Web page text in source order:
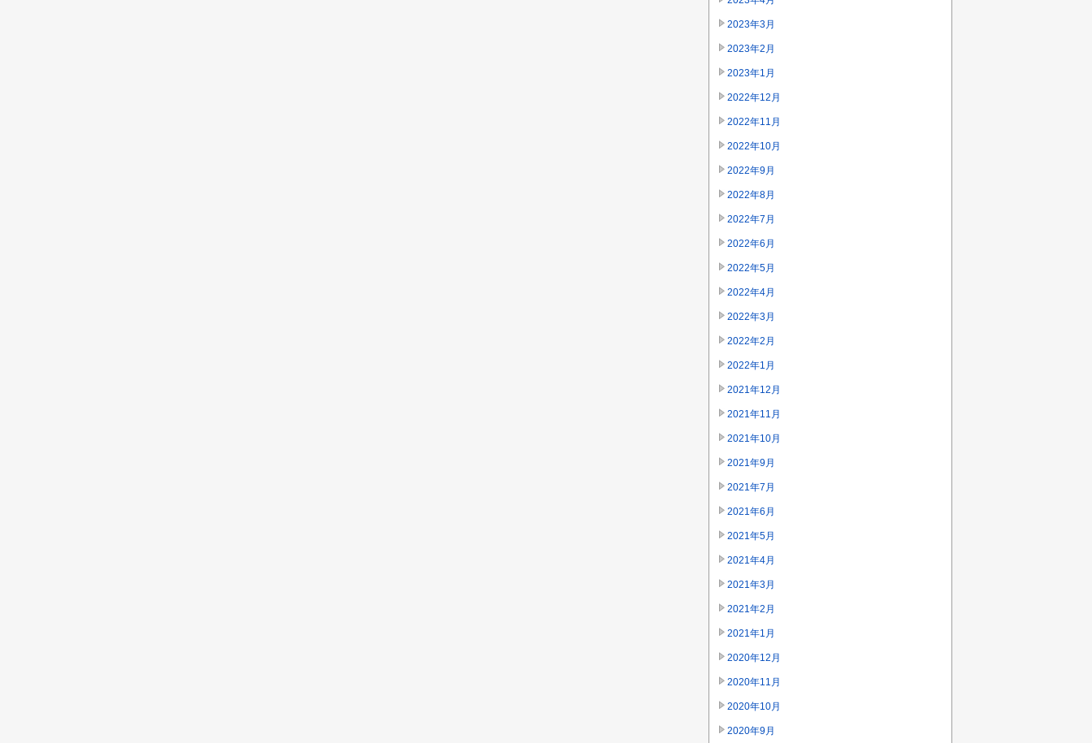
2023年3月
2023年2月
2023年1月
2022年12月
2022年11月
2022年10月
2022年9月
2022年8月
2022年7月
2022年6月
2022年5月
2022年4月
2022年3月
2022年2月
2022年1月
2021年12月
2021年11月
2021年10月
2021年9月
2021年7月
2021年6月
2021年5月
2021年4月
2021年3月
2021年2月
2021年1月
2020年12月
2020年11月
2020年10月
2020年9月